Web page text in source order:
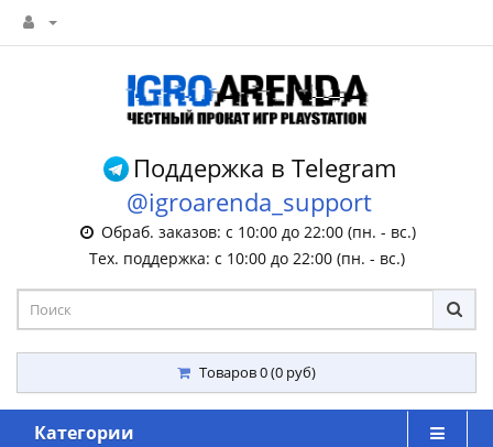
Поддержка в Telegram
@igroarenda_support
Обраб. заказов: с 10:00 до 22:00 (пн. - вс.)
Тех. поддержка: с 10:00 до 22:00 (пн. - вс.)
Товаров 0 (0 руб)
Категории